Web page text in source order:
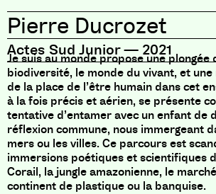
Pierre Ducrozet
Actes Sud Junior— 2021
Je suis au monde propose une plongée
biodiversité, le monde du vivant, et
de la place de l’être humain dans cet
à la fois précis et aérien, se présente
tentative d’entamer avec un enfant de
réflexion commune, nous immergeant
mers ou les villes. Ce parcours est
immersions poétiques et scientifiques
Corail, la jungle amazonienne, le
continent de plastique ou la banquise.